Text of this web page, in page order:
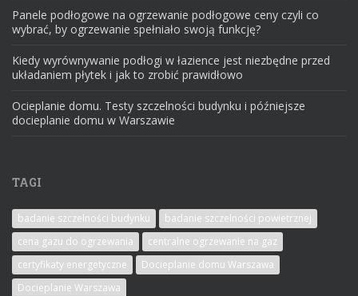
Panele podłogowe na ogrzewanie podłogowe ceny czyli co
wybrać, by ogrzewanie spełniało swoją funkcję?
Kiedy wyrównywanie podłogi w łazience jest niezbędne przed
układaniem płytek i jak to zrobić prawidłowo
Ocieplanie domu. Testy szczelności budynku i późniejsze
docieplanie domu w Warszawie
TAGI
badanie szczelności budynku
badanie szczelności powietrznej
cena gazu do ogrzewania
centralne ogrzewanie na gaz
certyfikaty energetyczne
Docieplanie domu Warszawa
Docieplanie Warszawa